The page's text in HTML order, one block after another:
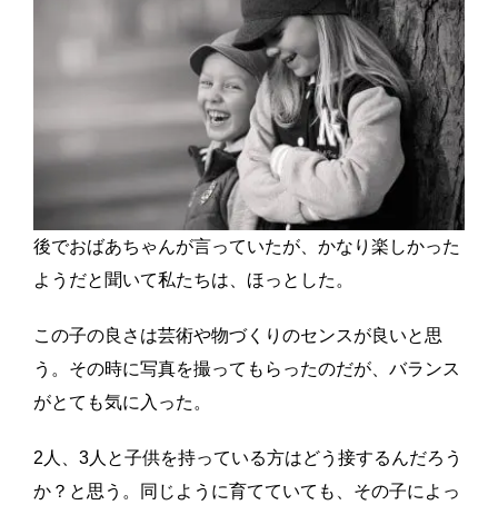
後でおばあちゃんが言っていたが、かなり楽しかった
ようだと聞いて私たちは、ほっとした。
この子の良さは芸術や物づくりのセンスが良いと思
う。その時に写真を撮ってもらったのだが、バランス
がとても気に入った。
2人、3人と子供を持っている方はどう接するんだろう
か？と思う。同じように育てていても、その子によっ